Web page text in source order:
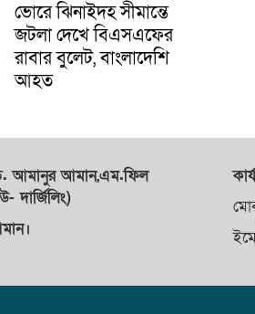
ভোরে ঝিনাইদহ সীমান্তে
জটলা দেখে বিএসএফের
রাবার বুলেট, বাংলাদেশি
আহত
আমানুর আমান,এম.ফিল